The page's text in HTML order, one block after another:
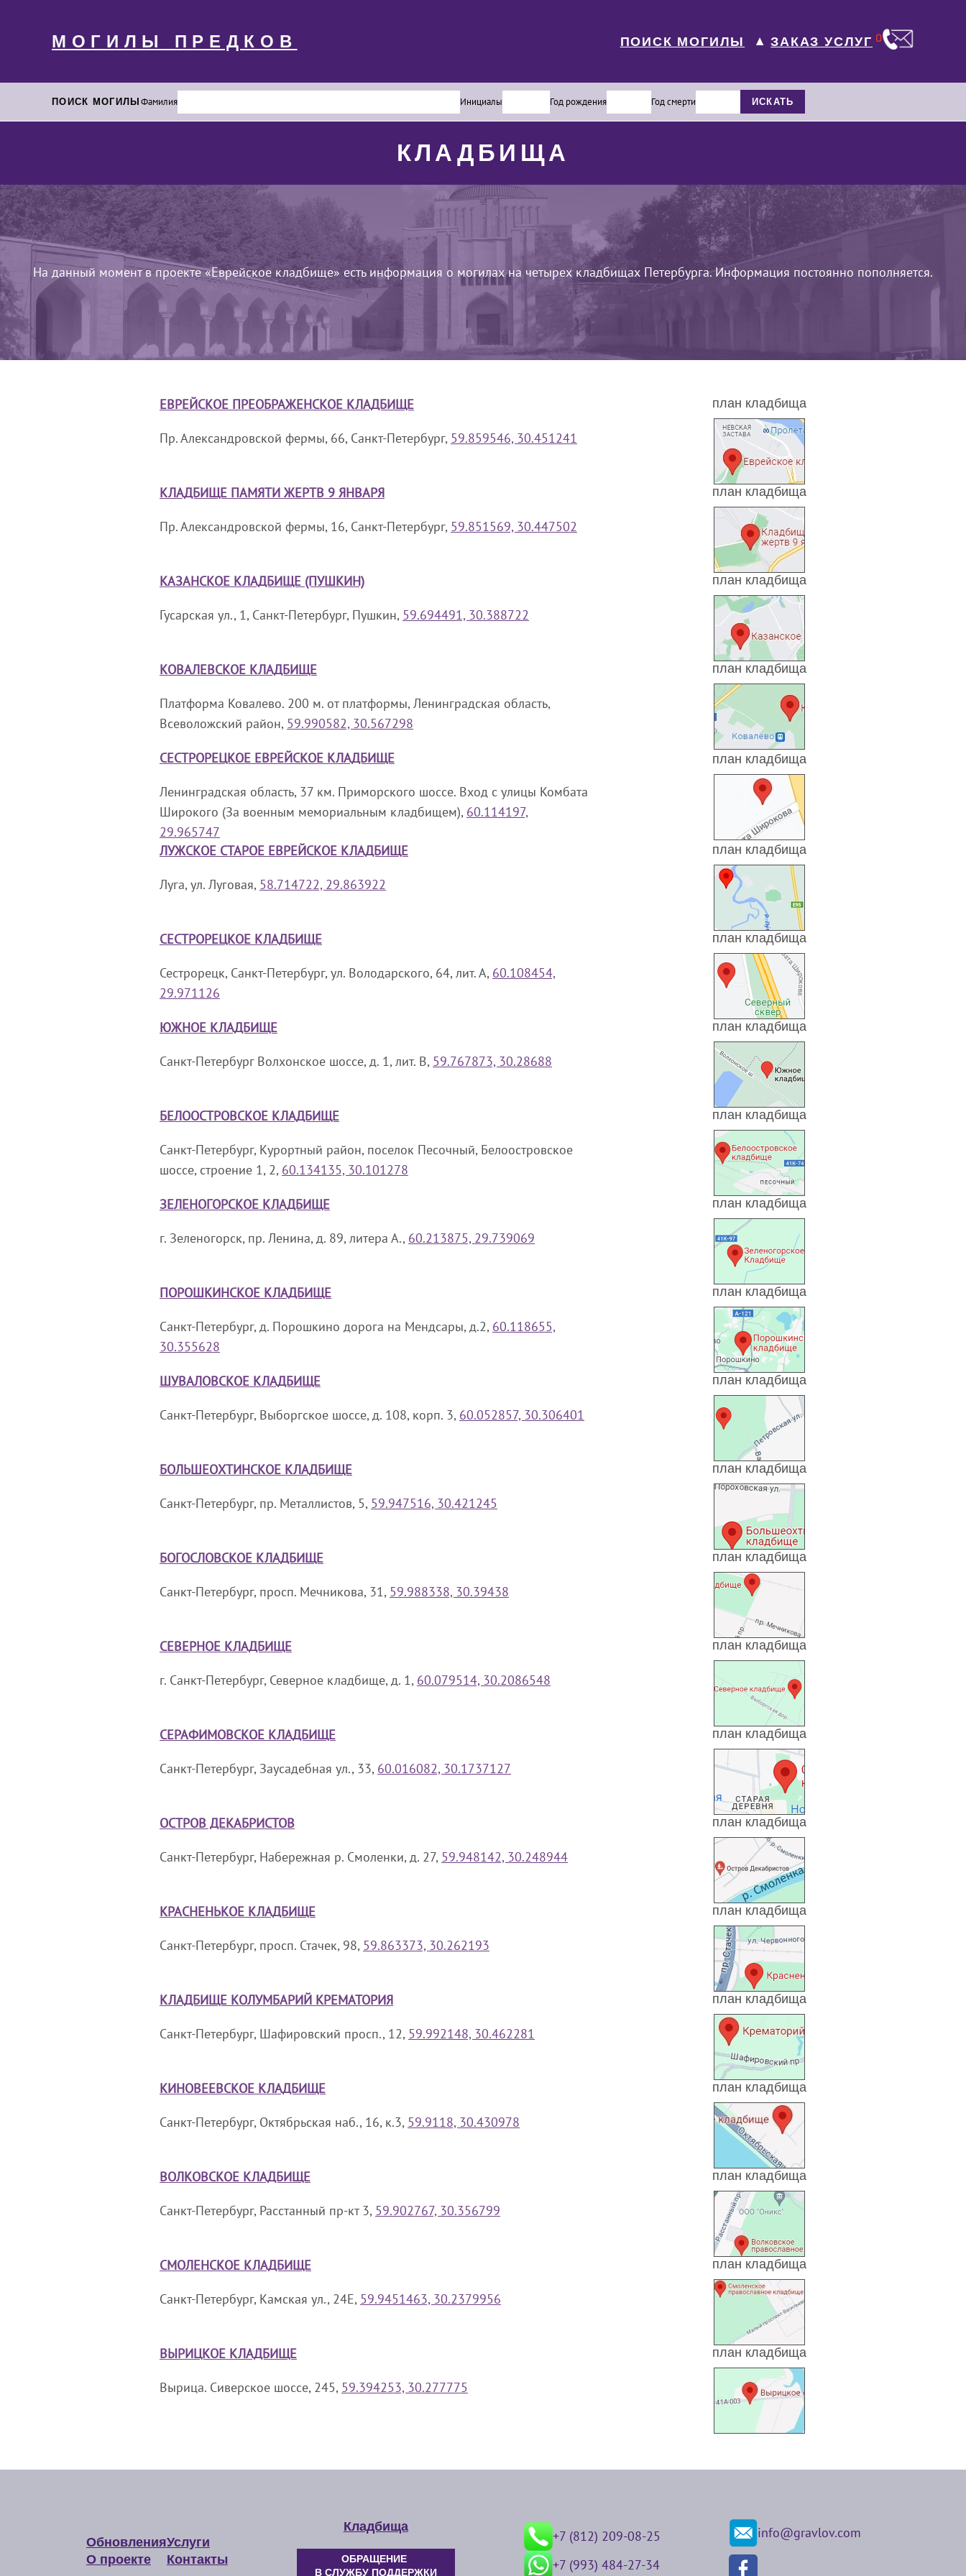
МОГИЛЫ ПРЕДКОВ ПОИСК МОГИЛЫ ▼ ЗАКАЗ УСЛУГ 0
ПОИСК МОГИЛЫФамилия Инициалы Год рождения Год смерти ИСКАТЬ
КЛАДБИЩА
На данный момент в проекте «Еврейское кладбище» есть информация о могилах на четырех кладбищах Петербурга. Информация постоянно пополняется.
ЕВРЕЙСКОЕ ПРЕОБРАЖЕНСКОЕ КЛАДБИЩЕ
Пр. Александровской фермы, 66, Санкт-Петербург, 59.859546, 30.451241
план кладбища
КЛАДБИЩЕ ПАМЯТИ ЖЕРТВ 9 ЯНВАРЯ
Пр. Александровской фермы, 16, Санкт-Петербург, 59.851569, 30.447502
план кладбища
КАЗАНСКОЕ КЛАДБИЩЕ (ПУШКИН)
Гусарская ул., 1, Санкт-Петербург, Пушкин, 59.694491, 30.388722
план кладбища
КОВАЛЕВСКОЕ КЛАДБИЩЕ
Платформа Ковалево. 200 м. от платформы, Ленинградская область,
Всеволожский район, 59.990582, 30.567298
план кладбища
СЕСТРОРЕЦКОЕ ЕВРЕЙСКОЕ КЛАДБИЩЕ
Ленинградская область, 37 км. Приморского шоссе. Вход с улицы Комбата
Широкого (За военным мемориальным кладбищем), 60.114197,
29.965747
план кладбища
ЛУЖСКОЕ СТАРОЕ ЕВРЕЙСКОЕ КЛАДБИЩЕ
Луга, ул. Луговая, 58.714722, 29.863922
план кладбища
СЕСТРОРЕЦКОЕ КЛАДБИЩЕ
Сестрорецк, Санкт-Петербург, ул. Володарского, 64, лит. А, 60.108454,
29.971126
план кладбища
ЮЖНОЕ КЛАДБИЩЕ
Санкт-Петербург Волхонское шоссе, д. 1, лит. В, 59.767873, 30.28688
план кладбища
БЕЛООСТРОВСКОЕ КЛАДБИЩЕ
Санкт-Петербург, Курортный район, поселок Песочный, Белоостровское
шоссе, строение 1, 2, 60.134135, 30.101278
план кладбища
ЗЕЛЕНОГОРСКОЕ КЛАДБИЩЕ
г. Зеленогорск, пр. Ленина, д. 89, литера А., 60.213875, 29.739069
план кладбища
ПОРОШКИНСКОЕ КЛАДБИЩЕ
Санкт-Петербург, д. Порошкино дорога на Мендсары, д.2, 60.118655,
30.355628
план кладбища
ШУВАЛОВСКОЕ КЛАДБИЩЕ
Санкт-Петербург, Выборгское шоссе, д. 108, корп. 3, 60.052857, 30.306401
план кладбища
БОЛЬШЕОХТИНСКОЕ КЛАДБИЩЕ
Санкт-Петербург, пр. Металлистов, 5, 59.947516, 30.421245
план кладбища
БОГОСЛОВСКОЕ КЛАДБИЩЕ
Санкт-Петербург, просп. Мечникова, 31, 59.988338, 30.39438
план кладбища
СЕВЕРНОЕ КЛАДБИЩЕ
г. Санкт-Петербург, Северное кладбище, д. 1, 60.079514, 30.2086548
план кладбища
СЕРАФИМОВСКОЕ КЛАДБИЩЕ
Санкт-Петербург, Заусадебная ул., 33, 60.016082, 30.1737127
план кладбища
ОСТРОВ ДЕКАБРИСТОВ
Санкт-Петербург, Набережная р. Смоленки, д. 27, 59.948142, 30.248944
план кладбища
КРАСНЕНЬКОЕ КЛАДБИЩЕ
Санкт-Петербург, просп. Стачек, 98, 59.863373, 30.262193
план кладбища
КЛАДБИЩЕ КОЛУМБАРИЙ КРЕМАТОРИЯ
Санкт-Петербург, Шафировский просп., 12, 59.992148, 30.462281
план кладбища
КИНОВЕЕВСКОЕ КЛАДБИЩЕ
Санкт-Петербург, Октябрьская наб., 16, к.3, 59.9118, 30.430978
план кладбища
ВОЛКОВСКОЕ КЛАДБИЩЕ
Санкт-Петербург, Расстанный пр-кт 3, 59.902767, 30.356799
план кладбища
СМОЛЕНСКОЕ КЛАДБИЩЕ
Санкт-Петербург, Камская ул., 24Е, 59.9451463, 30.2379956
план кладбища
ВЫРИЦКОЕ КЛАДБИЩЕ
Вырица. Сиверское шоссе, 245, 59.394253, 30.277775
план кладбища
Обновления
О проекте
Услуги
Контакты
Кладбища
ОБРАЩЕНИЕ
В СЛУЖБУ ПОДДЕРЖКИ
+7 (812) 209-08-25
+7 (993) 484-27-34
info@gravlov.com